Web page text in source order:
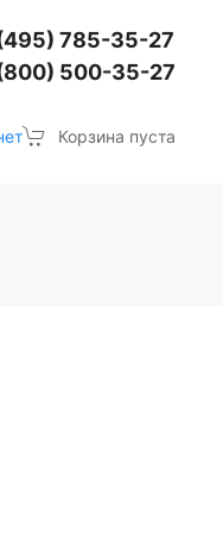
785-35-27
500-35-27
Корзина пуста